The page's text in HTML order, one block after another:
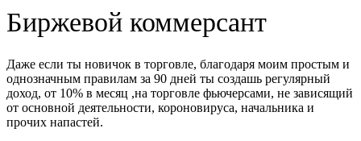
Биржевой коммерсант
Даже если ты новичок в торговле, благодаря моим простым и
однозначным правилам за 90 дней ты создашь регулярный
доход, от 10% в месяц ,на торговле фьючерсами, не зависящий
от основной деятельности, короновируса, начальника и
прочих напастей.